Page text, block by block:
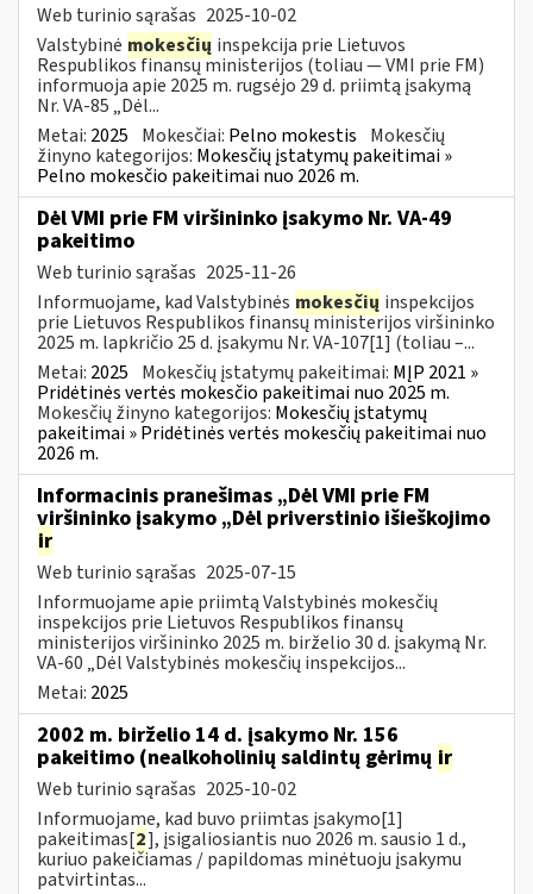
Web turinio sąrašas 2025-10-02
Valstybinė mokesčių inspekcija prie Lietuvos
Respublikos finansų ministerijos (toliau — VMI prie FM)
informuoja apie 2025 m. rugsėjo 29 d. priimtą įsakymą
Nr. VA-85 „Dėl...
Metai: 2025 Mokesčiai: Pelno mokestis Mokesčių
žinyno kategorijos: Mokesčių įstatymų pakeitimai »
Pelno mokesčio pakeitimai nuo 2026 m.
Dėl VMI prie FM viršininko įsakymo Nr. VA-49
pakeitimo
Web turinio sąrašas 2025-11-26
Informuojame, kad Valstybinės mokesčių inspekcijos
prie Lietuvos Respublikos finansų ministerijos viršininko
2025 m. lapkričio 25 d. įsakymu Nr. VA-107[1] (toliau –...
Metai: 2025 Mokesčių įstatymų pakeitimai: MĮP 2021 »
Pridėtinės vertės mokesčio pakeitimai nuo 2025 m.
Mokesčių žinyno kategorijos: Mokesčių įstatymų
pakeitimai » Pridėtinės vertės mokesčių pakeitimai nuo
2026 m.
Informacinis pranešimas „Dėl VMI prie FM
viršininko įsakymo „Dėl priverstinio išieškojimo
ir
Web turinio sąrašas 2025-07-15
Informuojame apie priimtą Valstybinės mokesčių
inspekcijos prie Lietuvos Respublikos finansų
ministerijos viršininko 2025 m. birželio 30 d. įsakymą Nr.
VA-60 „Dėl Valstybinės mokesčių inspekcijos...
Metai: 2025
2002 m. birželio 14 d. įsakymo Nr. 156
pakeitimo (nealkoholinių saldintų gėrimų ir
Web turinio sąrašas 2025-10-02
Informuojame, kad buvo priimtas įsakymo[1]
pakeitimas[2], įsigaliosiantis nuo 2026 m. sausio 1 d.,
kuriuo pakeičiamas / papildomas minėtuoju įsakymu
patvirtintas...